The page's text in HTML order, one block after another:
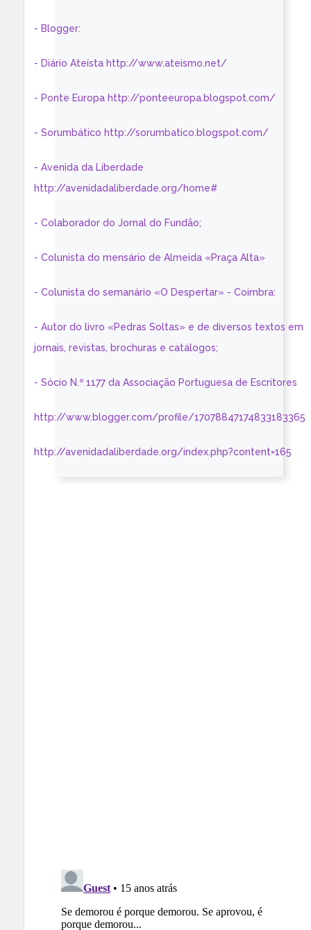
- Blogger:
- Diário Ateísta http://www.ateismo.net/
- Ponte Europa http://ponteeuropa.blogspot.com/
- Sorumbático http://sorumbatico.blogspot.com/
- Avenida da Liberdade
http://avenidadaliberdade.org/home#
- Colaborador do Jornal do Fundão;
- Colunista do mensário de Almeida «Praça Alta»
- Colunista do semanário «O Despertar» - Coimbra:
- Autor do livro «Pedras Soltas» e de diversos textos em
jornais, revistas, brochuras e catálogos;
- Sócio N.º 1177 da Associação Portuguesa de Escritores
http://www.blogger.com/profile/17078847174833183365
http://avenidadaliberdade.org/index.php?content=165